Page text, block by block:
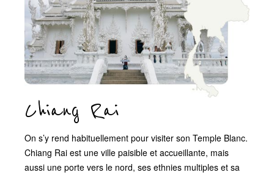
Chiang Rai
On s’y rend habituellement pour visiter son Temple Blanc.
Chiang Rai est une ville paisible et accueillante, mais
aussi une porte vers le nord, ses ethnies multiples et sa